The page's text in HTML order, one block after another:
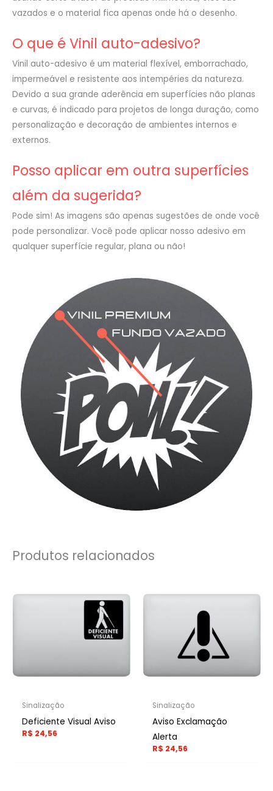
vazados e o material fica apenas onde há o desenho.
O que é Vinil auto-adesivo?
Vinil auto-adesivo é um material flexível, emborrachado,
impermeável e resistente aos intempéries da natureza.
Devido a sua grande aderência em superfícies não planas
e curvas, é indicado para projetos de longa duração, como
personalização e decoração de ambientes internos e
externos.
Posso aplicar em outra superfícies
além da sugerida?
Pode sim! As imagens são apenas sugestões de onde você
pode personalizar. Você pode aplicar nosso adesivo em
qualquer superfície regular, plana ou não!
Produtos relacionados
Sinalização
Deficiente Visual Aviso
R$ 24,56
Sinalização
Aviso Exclamação
Alerta
R$ 24,56